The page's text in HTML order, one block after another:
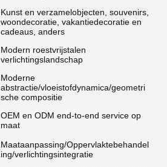
Kunst en verzamelobjecten, souvenirs,
woondecoratie, vakantiedecoratie en
cadeaus, anders
Modern roestvrijstalen
verlichtingslandschap
Moderne
abstractie/vloeistofdynamica/geometri
sche compositie
OEM en ODM end-to-end service op
maat
Maataanpassing/Oppervlaktebehandel
ing/verlichtingsintegratie